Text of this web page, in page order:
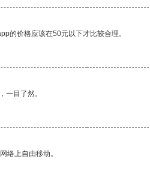
的价格应该在50元以下才比较合理。
一目了然。
络上自由移动。